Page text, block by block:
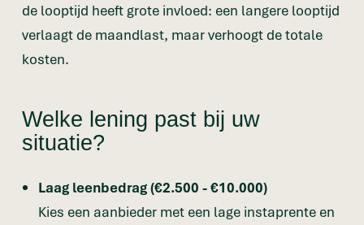
de looptijd heeft grote invloed: een langere looptijd
verlaagt de maandlast, maar verhoogt de totale
kosten.
Welke lening past bij uw
situatie?
Laag leenbedrag (€2.500 - €10.000)
Kies een aanbieder met een lage instaprente en